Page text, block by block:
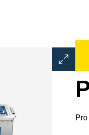
Otevřít
dialogové
obrázku